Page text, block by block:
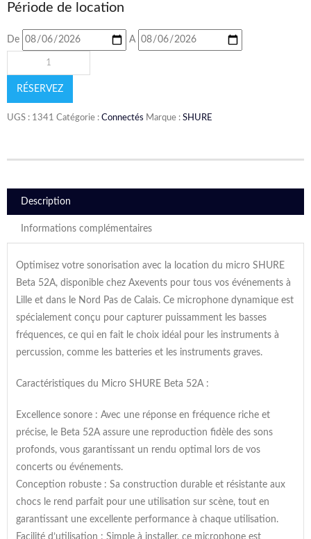
Période de location
De A
RÉSERVEZ
UGS : 1341 Catégorie : Connectés Marque : SHURE
Description
Informations complémentaires
Optimisez votre sonorisation avec la location du micro SHURE
Beta 52A, disponible chez Axevents pour tous vos événements à
Lille et dans le Nord Pas de Calais. Ce microphone dynamique est
spécialement conçu pour capturer puissamment les basses
fréquences, ce qui en fait le choix idéal pour les instruments à
percussion, comme les batteries et les instruments graves.
Caractéristiques du Micro SHURE Beta 52A :
Excellence sonore : Avec une réponse en fréquence riche et
précise, le Beta 52A assure une reproduction fidèle des sons
profonds, vous garantissant un rendu optimal lors de vos
concerts ou événements.
Conception robuste : Sa construction durable et résistante aux
chocs le rend parfait pour une utilisation sur scène, tout en
garantissant une excellente performance à chaque utilisation.
Facilité d’utilisation : Simple à installer, ce microphone est